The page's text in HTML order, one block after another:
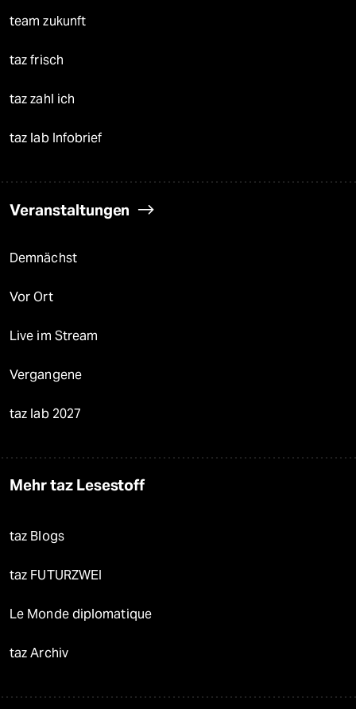
team zukunft
taz frisch
taz zahl ich
taz lab Infobrief
Veranstaltungen
Demnächst
Vor Ort
Live im Stream
Vergangene
taz lab 2027
Mehr taz Lesestoff
taz Blogs
taz FUTURZWEI
Le Monde diplomatique
taz Archiv